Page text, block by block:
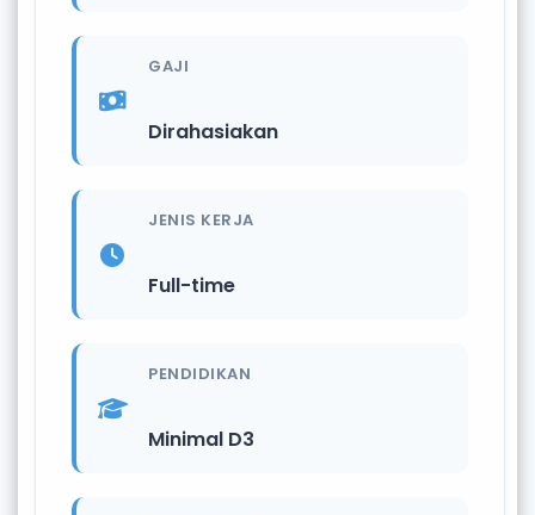
GAJI
Dirahasiakan
JENIS KERJA
Full-time
PENDIDIKAN
Minimal D3